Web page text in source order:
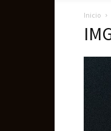
Inicio